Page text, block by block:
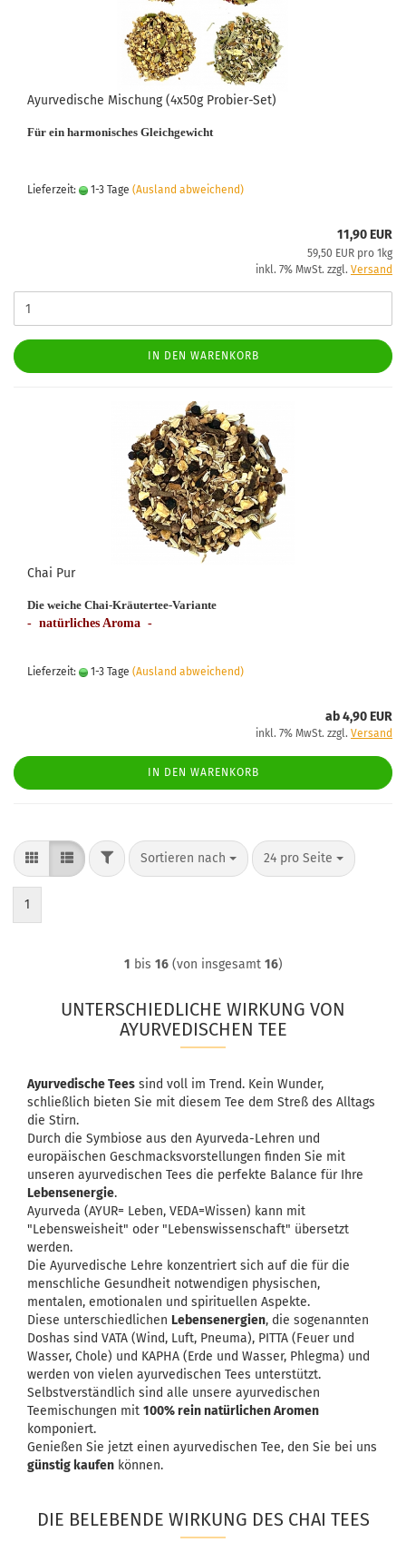
Ayurvedische Mischung (4x50g Probier-Set)
Für ein harmonisches Gleichgewicht
Lieferzeit: 1-3 Tage (Ausland abweichend)
11,90 EUR
59,50 EUR pro 1kg
inkl. 7% MwSt. zzgl. Versand
IN DEN WARENKORB
Chai Pur
Die weiche Chai-Kräutertee-Variante
- natürliches Aroma -
Lieferzeit: 1-3 Tage (Ausland abweichend)
ab 4,90 EUR
inkl. 7% MwSt. zzgl. Versand
IN DEN WARENKORB
FILTERSortieren nach
Sortieren nach 24 pro Seite
pro Seite
1
1 bis 16(von insgesamt 16)
UNTERSCHIEDLICHE WIRKUNG VON
AYURVEDISCHEN TEE
Ayurvedische Tees sind voll im Trend. Kein Wunder,
schließlich bieten Sie mit diesem Tee dem Streß des Alltags
die Stirn.
Durch die Symbiose aus den Ayurveda-Lehren und
europäischen Geschmacksvorstellungen finden Sie mit
unseren ayurvedischen Tees die perfekte Balance für Ihre
Lebensenergie.
Ayurveda (AYUR= Leben, VEDA=Wissen) kann mit
"Lebensweisheit" oder "Lebenswissenschaft" übersetzt
werden.
Die Ayurvedische Lehre konzentriert sich auf die für die
menschliche Gesundheit notwendigen physischen,
mentalen, emotionalen und spirituellen Aspekte.
Diese unterschiedlichen Lebensenergien, die sogenannten
Doshas sind VATA (Wind, Luft, Pneuma), PITTA (Feuer und
Wasser, Chole) und KAPHA (Erde und Wasser, Phlegma) und
werden von vielen ayurvedischen Tees unterstützt.
Selbstverständlich sind alle unsere ayurvedischen
Teemischungen mit 100% rein natürlichen Aromen
komponiert.
Genießen Sie jetzt einen ayurvedischen Tee, den Sie bei uns
günstig kaufen können.
DIE BELEBENDE WIRKUNG DES CHAI TEES